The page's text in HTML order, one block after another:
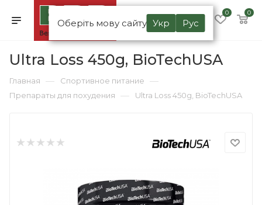
Оберіть мову сайту Укр Рус
0 0
Ultra Loss 450g, BioTechUSA
Главная — Спортивное питание —
Препараты для похудения — Ultra Loss 450g, BioTechUSA